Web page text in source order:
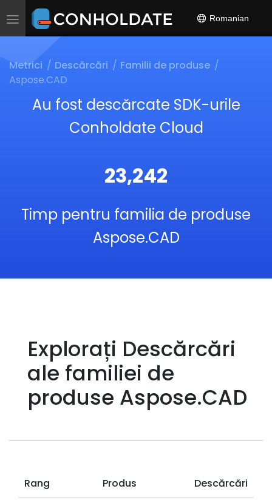
Toggle
Romanian
Metrici Descărcări
Familii de produse
Aspose.CAD
Au fost descărcate SDK-urile
Conholdate Cloud
23,242
Timp pentru familia de produse
Aspose.CAD
Explorați Descărcări
ale familiei de
produse Aspose.CAD
Rang Produs Descărcări